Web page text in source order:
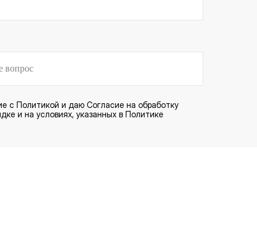
с Политикой и даю Согласие на обработку
и на условиях, указанных в Политике